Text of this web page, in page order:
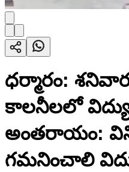
ధర్మారం:
కాలనీలలో
అంతరాయం:
గమనించాలి